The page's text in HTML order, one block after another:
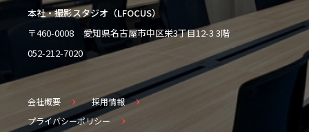
本社・撮影スタジオ（LFOCUS）
〒460-0008
愛知県名古屋市中区栄3丁目12-3 3階
052-212-7020
会社概要
採用情報
プライバシーポリシー